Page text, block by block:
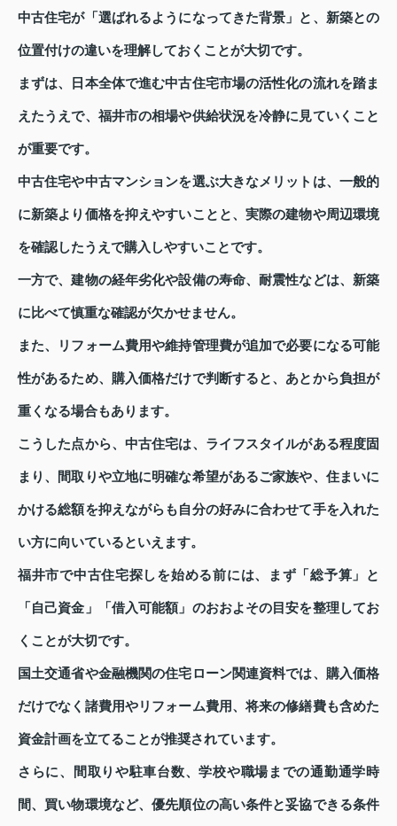
中古住宅が「選ばれるようになってきた背景」と、新築との
位置付けの違いを理解しておくことが大切です。
まずは、日本全体で進む中古住宅市場の活性化の流れを踏ま
えたうえで、福井市の相場や供給状況を冷静に見ていくこと
が重要です。
中古住宅や中古マンションを選ぶ大きなメリットは、一般的
に新築より価格を抑えやすいことと、実際の建物や周辺環境
を確認したうえで購入しやすいことです。
一方で、建物の経年劣化や設備の寿命、耐震性などは、新築
に比べて慎重な確認が欠かせません。
また、リフォーム費用や維持管理費が追加で必要になる可能
性があるため、購入価格だけで判断すると、あとから負担が
重くなる場合もあります。
こうした点から、中古住宅は、ライフスタイルがある程度固
まり、間取りや立地に明確な希望があるご家族や、住まいに
かける総額を抑えながらも自分の好みに合わせて手を入れた
い方に向いているといえます。
福井市で中古住宅探しを始める前には、まず「総予算」と
「自己資金」「借入可能額」のおおよその目安を整理してお
くことが大切です。
国土交通省や金融機関の住宅ローン関連資料では、購入価格
だけでなく諸費用やリフォーム費用、将来の修繕費も含めた
資金計画を立てることが推奨されています。
さらに、間取りや駐車台数、学校や職場までの通勤通学時
間、買い物環境など、優先順位の高い条件と妥協できる条件